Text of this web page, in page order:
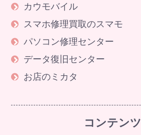
カウモバイル
スマホ修理買取のスマモ
パソコン修理センター
データ復旧センター
お店のミカタ
コンテンツ